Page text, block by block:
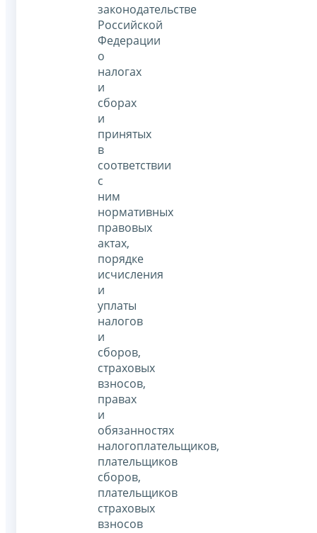
законодательстве
Российской
Федерации
о
налогах
и
сборах
и
принятых
в
соответствии
с
ним
нормативных
правовых
актах,
порядке
исчисления
и
уплаты
налогов
и
сборов,
страховых
взносов,
правах
и
обязанностях
налогоплательщиков,
плательщиков
сборов,
плательщиков
страховых
взносов